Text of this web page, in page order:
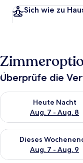
Sich wie zu
Überprüfe die
Heute Nacht
Aug. 7 - Aug. 8
Überprüfe die
Dieses
Aug. 7 - Aug. 9
Überprüfe die